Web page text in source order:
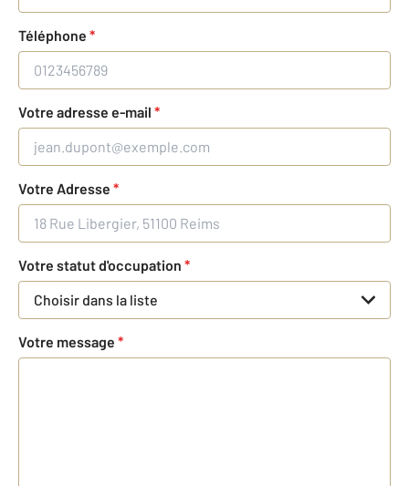
Téléphone *
Votre adresse e-mail *
Votre Adresse *
Votre statut d'occupation *
Choisir dans la liste
Votre message *